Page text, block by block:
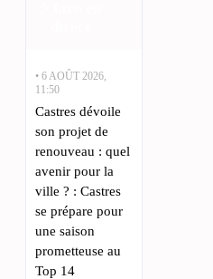
• 6 AOÛT 2026,
11:50
Castres dévoile
son projet de
renouveau : quel
avenir pour la
ville ? : Castres
se prépare pour
une saison
prometteuse au
Top 14